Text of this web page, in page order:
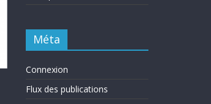
Méta
Connexion
Flux des publications